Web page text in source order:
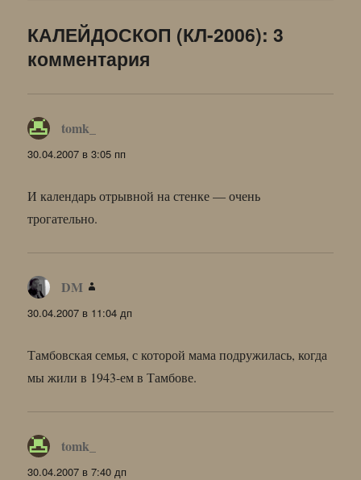
КАЛЕЙДОСКОП (КЛ-2006): 3
комментария
tomk_
30.04.2007 в 3:05 пп
И календарь отрывной на стенке — очень
трогательно.
DM
30.04.2007 в 11:04 дп
Тамбовская семья, с которой мама подружилась, когда
мы жили в 1943-ем в Тамбове.
tomk_
30.04.2007 в 7:40 дп